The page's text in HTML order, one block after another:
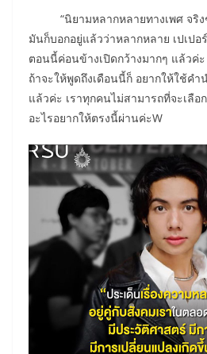
“นิยามหลากหลายทางเพศ จริง
มันก็บอกอยู่แล้วว่าหลากหลาย เปเปอ
ตอนนี้ค่อนข้างเปิดกว้างมากๆ แล้วค่
ถ้าจะให้พูดถึงเดือนนี้ก็ อยากให้ใช้ค
แล้วค่ะ เราทุกคนไม่สามารถที่จะเลือ
อะไรอยากให้ตรงนี้ผ่านค่ะW